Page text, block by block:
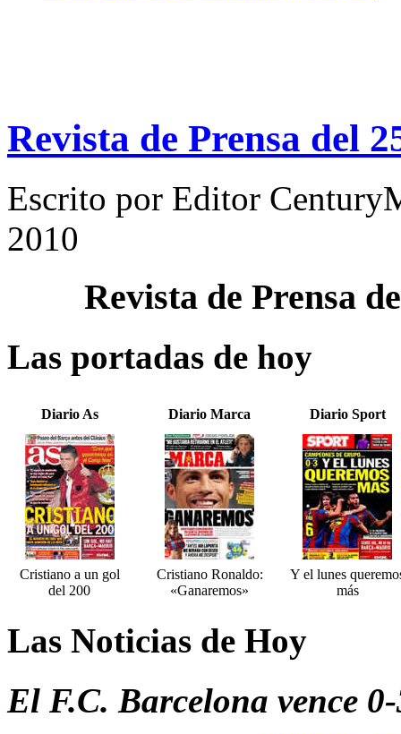
Revista de Prensa del
Escrito por Editor
2010
Revista de Prensa
Las portadas de hoy
Diario As Diario Marca Diario Sport
Cristiano a un gol
del 200
Cristiano Ronaldo:
«Ganaremos»
Y el lunes
más
Las Noticias de Hoy
El F.C. Barcelona vence